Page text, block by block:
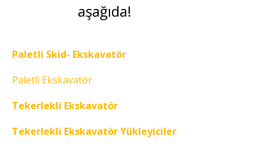
aşağıda!
Paletli Skid- Ekskavatör
Paletli Ekskavatör
Tekerlekli Ekskavatör
Tekerlekli Ekskavatör Yükleyiciler